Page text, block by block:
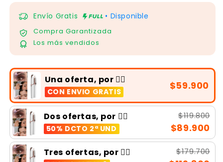
Envío Gratis • Disponible
Compra Garantizada
Los más vendidos
Una oferta, por 👉🏻
CON ENVIO GRATIS
$59.900
Dos ofertas, por 👉🏻
50% DCTO 2ª UND
$119.800
$89.900
Tres ofertas, por 👉🏻 $179.700